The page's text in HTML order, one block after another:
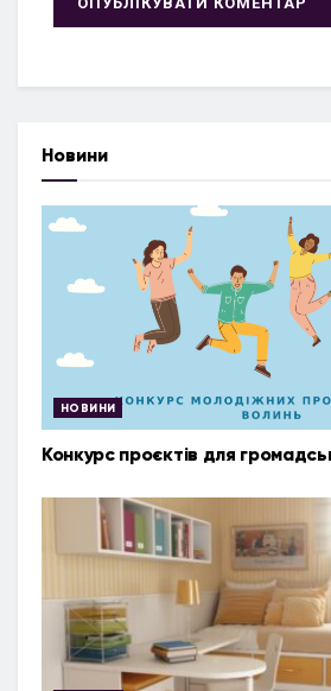
Новини
НОВИНИ
Конкурс проєктів для